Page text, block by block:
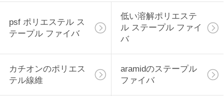
い
ニ
ュ
psf ポリエステル ス
テープル ファイバ
低い溶解ポリエステ
ル ステープル ファイ
バ
カチオンのポリエス
テル線維
aramidのステープル
ファイバ